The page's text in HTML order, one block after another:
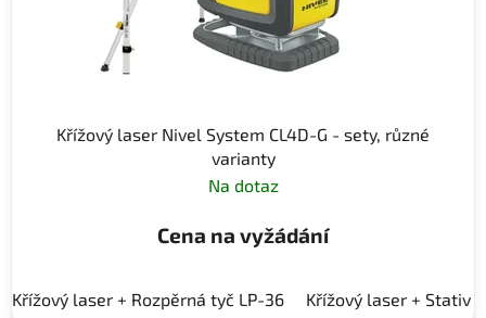
Křížový laser Nivel System CL4D-G - sety, různé
varianty
Na dotaz
Cena na vyžádání
Křížový laser + Rozpěrná tyč LP-36 Křížový laser + Stativ